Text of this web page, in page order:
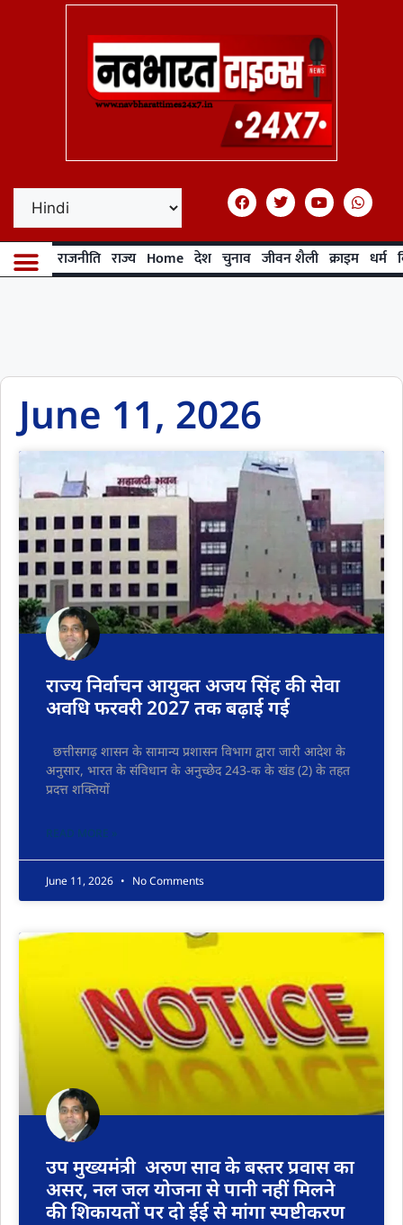
राजनीति राज्य Home देश चुनाव जीवन शैली क्राइम धर्म
June 11, 2026
राज्य निर्वाचन आयुक्त अजय सिंह की सेवा
अवधि फरवरी 2027 तक बढ़ाई गई
छत्तीसगढ़ शासन के सामान्य प्रशासन विभाग द्वारा जारी आदेश के
अनुसार, भारत के संविधान के अनुच्छेद 243-क के खंड (2) के तहत
प्रदत्त शक्तियों
READ MORE »
June 11, 2026 No Comments
उप मुख्यमंत्री अरुण साव के बस्तर प्रवास का
असर, नल जल योजना से पानी नहीं मिलने
की शिकायतों पर दो ईई से मांगा स्पष्टीकरण